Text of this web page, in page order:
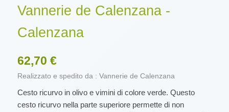
Vannerie de Calenzana -
Calenzana
62,70 €
Realizzato e spedito da : Vannerie de Calenzana
Cesto ricurvo in olivo e vimini di colore verde. Questo
cesto ricurvo nella parte superiore permette di non